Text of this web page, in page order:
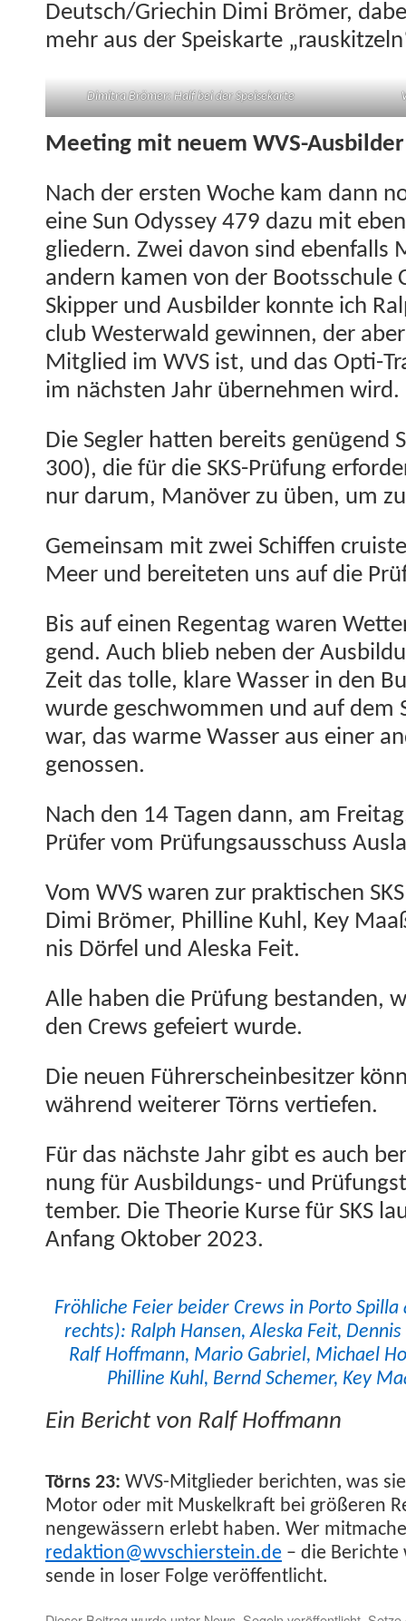
Deutsch/Griechin Dimi Brömer,
mehr aus der Speiskarte
Dim­i­tra Brömer: Half bei der Speisekarte
Meet­ing mit neuem WVS-Ausbilder
Nach der ersten Woche kam dann
eine Sun Odyssey 479 dazu mit
gliedern. Zwei davon sind eben­falls
andern kamen von der Bootss­chule
Skip­per und Aus­bilder kon­nte ich
club West­er­wald gewin­nen, der
Mit­glied im WVS ist, und das Opti-
im näch­sten Jahr übernehmen wird.
Die Segler hat­ten bere­its genü­gend
300), die für die SKS-Prü­fung
nur darum, Manöver zu üben, um
Gemein­sam mit zwei Schif­f­en
Meer und bere­it­eten uns auf die
Bis auf einen Regen­tag waren
gend. Auch blieb neben der
Zeit das tolle, klare Wass­er in den
wurde geschwom­men und auf dem
war, das warme Wass­er aus ein­er
genossen.
Nach den 14 Tagen dann, am
Prüfer vom Prü­fungsauss­chuss
Vom WVS waren zur prak­tis­chen
Dimi Brömer, Philline Kuhl, Key
nis Dör­fel und Ales­ka Feit.
Alle haben die Prü­fung bestanden,
den Crews gefeiert wurde.
Die neuen Führerscheinbe­sitzer
während weit­er­er Törns vertiefen.
Für das näch­ste Jahr gibt es auch
nung für Aus­bil­dungs- und
tem­ber. Die The­o­rie Kurse für SKS
Anfang Okto­ber 2023.
Fröh­liche Feier bei­der Crews in Por­to
rechts): Ralph Hansen, Ales­ka Feit,
Ralf Hoff­mann, Mario Gabriel, Michael
Philline Kuhl, Bernd Schemer, Key
Ein Bericht von Ralf Hoffmann
Törns 23: WVS-Mit­glieder bericht­en, was
Motor oder mit Muskelkraft bei größeren
nengewässern erlebt haben. Wer
redaktion@wvschierstein.de – die
sende in los­er Folge veröffentlicht.